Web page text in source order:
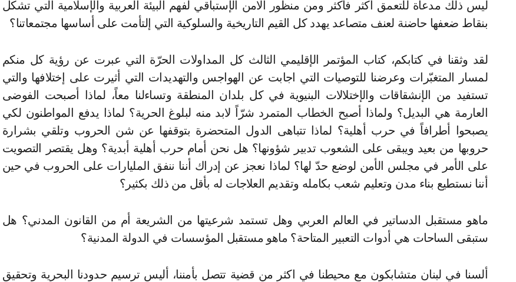
ليس ذلك مدعاة للتعمق أكثر فأكثر ومن منظور الامن الإستباقي لفهم البيئة العربية والإسلامية التي تشكل
بنقاط ضعفها حاضنة لعنف متصاعد يهدد كل القيم التاريخية والسلوكية التي إلتأمت على أساسها مجتمعاتنا؟
لقد وثقنا في كتابكم، كتاب المؤتمر الإقليمي الثالث كل المداولات الحرّة التي عبرت عن رؤية كل منكم
لمسار المتغبّرات وعرضنا للتوصيات التي اجابت عن الهواجس والتهديدات التي أثيرت على إختلافها والتي
تستفيد من الإنشقاقات والإختلالات البنيوية في كل بلدان المنطقة وتساءلنا معاً، لماذا أصبحت الفوضى
العارمة هي البديل؟ ولماذا أصبح الخطاب المتمرد شرّاً لابد منه لبلوغ الحرية؟ لماذا يدفع المواطنون لكي
يصبحوا أطرافاً في حرب أهلية؟ لماذا تتباهى الدول المتحضرة بتوقفها عن شن الحروب وتلقي بشرارة
حروبها من بعيد ويبقى على الشعوب تدبير شؤونها؟ هل نحن أمام حرب أهلية أبدية؟ وهل يقتصر التصويت
على الأمر في مجلس الأمن لوضع حدّ لها؟ لماذا نعجز عن إدراك أننا ننفق المليارات على الحروب في حين
أننا نستطيع بناء مدن وتعليم شعب بكامله وتقديم العلاجات له بأقل من ذلك بكثير؟
ماهو مستقبل الدساتير في العالم العربي وهل تستمد شرعيتها من الشريعة أم من القانون المدني؟ هل
ستبقى الساحات هي أدوات التعبير المتاحة؟ ماهو مستقبل المؤسسات في الدولة المدنية؟
ألسنا في لبنان متشابكون مع محيطنا في اكثر من قضية تتصل بأمننا، أليس ترسيم حدودنا البحرية وتحقيق